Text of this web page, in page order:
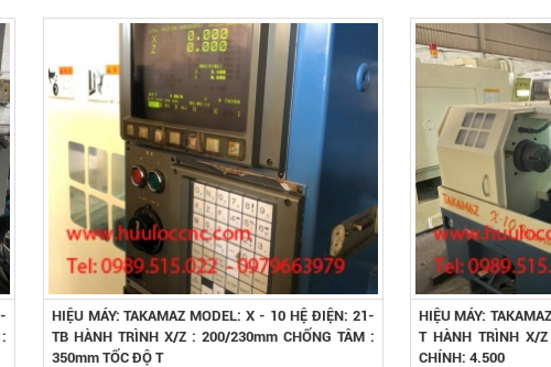
HIỆU MÁY: TAKAMAZ MODEL: X - 10 HỆ ĐIỆN: 21-
TB HÀNH TRÌNH X/Z : 200/230mm CHỐNG TÂM :
350mm TỐC ĐỘ T
HIỆU MÁY:
T HÀNH TRÌNH X/
CHÍNH: 4.500